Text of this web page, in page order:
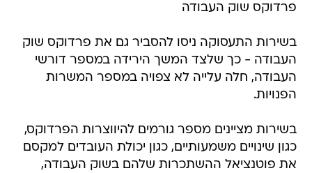
פרדוקס שוק העבודה
בשירות התעסוקה ניסו להסביר גם את פרדוקס שוק
העבודה - כך שלצד המשך הירידה במספר דורשי
העבודה, חלה עלייה לא צפויה במספר המשרות
הפנויות.
בשירות מציינים מספר גורמים להיווצרות הפרדוקס,
כגון שינויים משמעותיים, כגון יכולת העובדים למקסם
את פוטנציאל ההשתכרות שלהם בשוק העבודה,